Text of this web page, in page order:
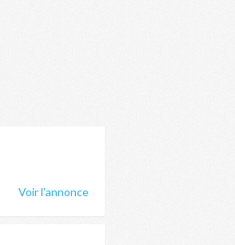
Voir l'annonce